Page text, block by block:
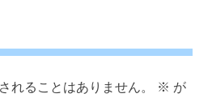
れることはありません。 ※ が